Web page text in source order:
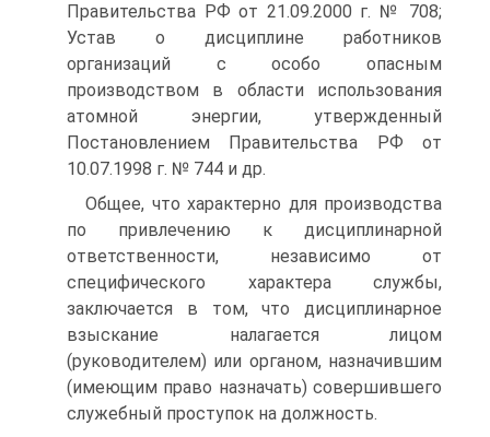
Правительства РФ от 21.09.2000 г. № 708;
Устав о дисциплине работников
организаций с особо опасным
производством в области использования
атомной энергии, утвержденный
Постановлением Правительства РФ от
10.07.1998 г. № 744 и др.
Общее, что характерно для производства
по привлечению к дисциплинарной
ответственности, независимо от
специфического характера службы,
заключается в том, что дисциплинарное
взыскание налагается лицом
(руководителем) или органом, назначившим
(имеющим право назначать) совершившего
служебный проступок на должность.